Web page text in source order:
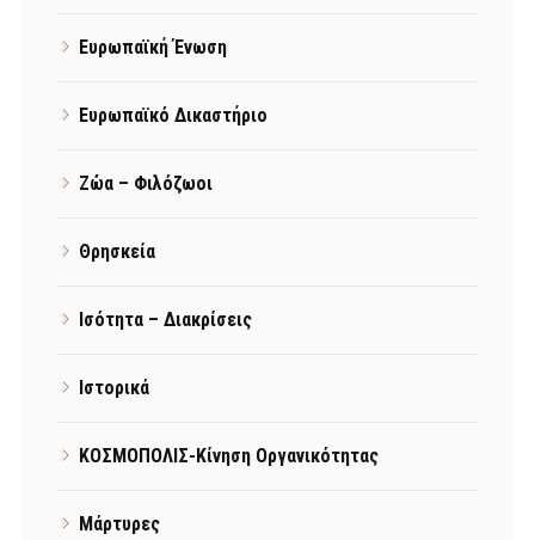
Ευρωπαϊκή Ένωση
Ευρωπαϊκό Δικαστήριο
Ζώα – Φιλόζωοι
Θρησκεία
Ισότητα – Διακρίσεις
Ιστορικά
ΚΟΣΜΟΠΟΛΙΣ-Κίνηση Οργανικότητας
Μάρτυρες